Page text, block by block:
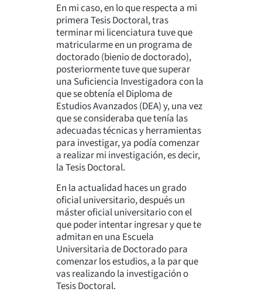
En mi caso, en lo que respecta a mi
primera Tesis Doctoral, tras
terminar mi licenciatura tuve que
matricularme en un programa de
doctorado (bienio de doctorado),
posteriormente tuve que superar
una Suficiencia Investigadora con la
que se obtenía el Diploma de
Estudios Avanzados (DEA) y, una vez
que se consideraba que tenía las
adecuadas técnicas y herramientas
para investigar, ya podía comenzar
a realizar mi investigación, es decir,
la Tesis Doctoral.
En la actualidad haces un grado
oficial universitario, después un
máster oficial universitario con el
que poder intentar ingresar y que te
admitan en una Escuela
Universitaria de Doctorado para
comenzar los estudios, a la par que
vas realizando la investigación o
Tesis Doctoral.